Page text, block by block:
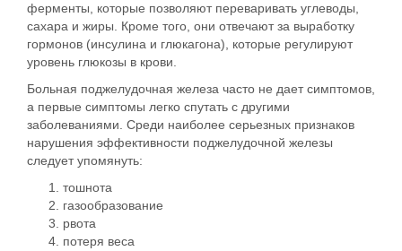
ферменты, которые позволяют переваривать углеводы,
сахара и жиры. Кроме того, они отвечают за выработку
гормонов (инсулина и глюкагона), которые регулируют
уровень глюкозы в крови.
Больная поджелудочная железа часто не дает симптомов,
а первые симптомы легко спутать с другими
заболеваниями. Среди наиболее серьезных признаков
нарушения эффективности поджелудочной железы
следует упомянуть:
тошнота
газообразование
рвота
потеря веса